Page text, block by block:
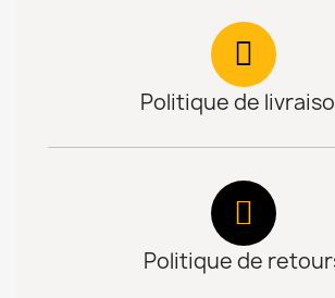
Politique de
Politique de